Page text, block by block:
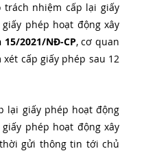
trách nhiệm cấp lại giấy
phép hoạt động xây
15/2021/NĐ-CP, cơ quan
cấp giấy phép sau 12
lại giấy phép hoạt động
phép hoạt động xây
gửi thông tin tới chủ